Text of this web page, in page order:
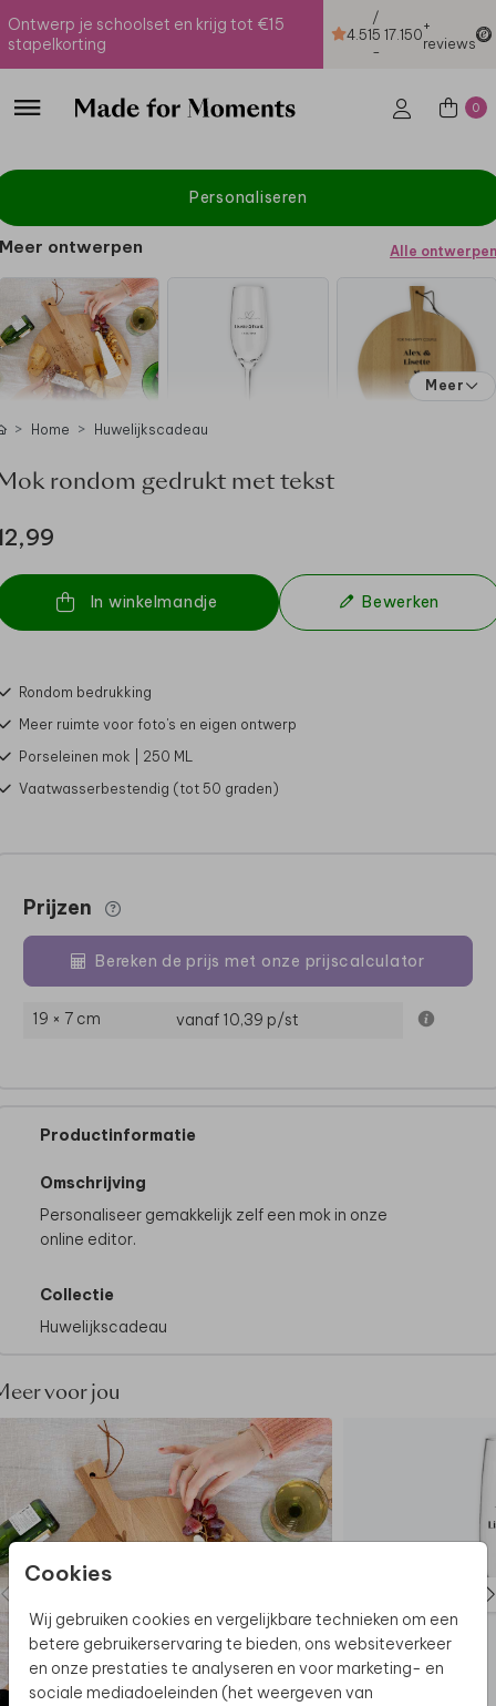
Ontwerp je schoolset en krijg tot €15
stapelkorting
4.51
/
5
-
17.150+
reviews
0
Cookies
Wij gebruiken cookies en vergelijkbare technieken om een
betere gebruikerservaring te bieden, ons websiteverkeer
en onze prestaties te analyseren en voor marketing- en
sociale mediadoeleinden (het weergeven van
Personaliseren
Meer ontwerpen Alle ontwerpen
Meer
Home Huwelijkscadeau
rondom gedrukt met tekst
In winkelmandje Bewerken
Rondom bedrukking
Meer ruimte voor foto's en eigen ontwerp
Porseleinen mok | 250 ML
Vaatwasserbestendig (tot 50 graden)
Prijzen
Bereken de prijs met onze prijscalculator
19 × 7 cm vanaf 10,39 p/st
Productinformatie
Omschrijving
Personaliseer gemakkelijk zelf een mok in onze
online editor.
Collectie
Huwelijkscadeau
voor jou